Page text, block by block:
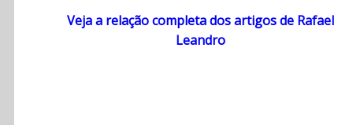
Veja a relação completa dos artigos de Rafael
Leandro